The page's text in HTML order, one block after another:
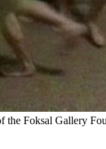
the Foksal Gallery